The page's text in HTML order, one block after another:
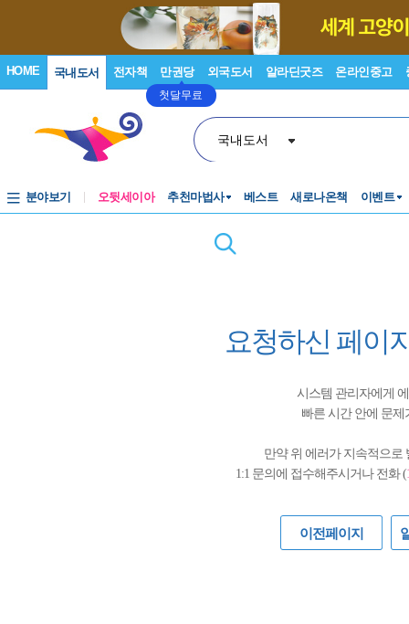
HOME 국내도서 전자책 만권당
첫달무료
외국도서 알라딘굿즈 온라인중고
국내도서
분야보기 오뒷세이아 추천마법사 베스트 새로나온책 이벤트
요청하신 페이
시스템 관리자에게
빠른 시간 안에 문
만약 위 에러가 지속적으로
1:1 문의에 접수해주시거나 전화 (
이전페이지